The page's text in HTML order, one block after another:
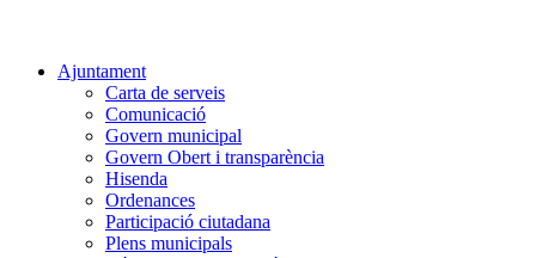
Ajuntament
Carta de serveis
Comunicació
Govern municipal
Govern Obert i transparència
Hisenda
Ordenances
Participació ciutadana
Plens municipals